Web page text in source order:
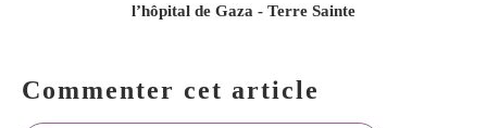
l’hôpital de Gaza - Terre Sainte
Commenter cet article